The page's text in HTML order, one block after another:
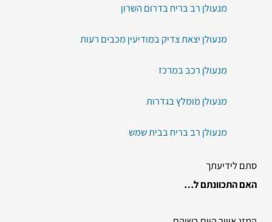
מנעולן רב בריח בדרום השרון
מנעולן יצאת צדיק במודיעין מכבים רעות
מנעולן רכב במרכז
מנעולן מומלץ בגדרות
מנעולן רב בריח בבית שמש
סתם לידיעתך
האם התכוונתם ל…